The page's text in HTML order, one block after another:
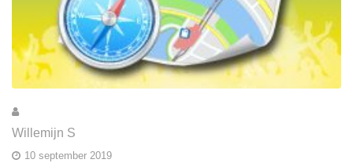
Willemijn S
10 september 2019